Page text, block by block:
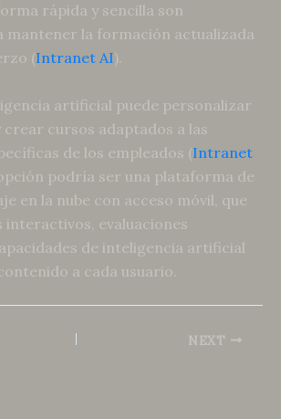
rápida y sencilla son
mantener la formación actualizada
(Intranet AI).
artificial puede personalizar
crear cursos adaptados a las
de los empleados (Intranet
podría ser una plataforma de
en la nube con acceso móvil, que
interactivos, evaluaciones
de inteligencia artificial
a cada usuario.
NEXT